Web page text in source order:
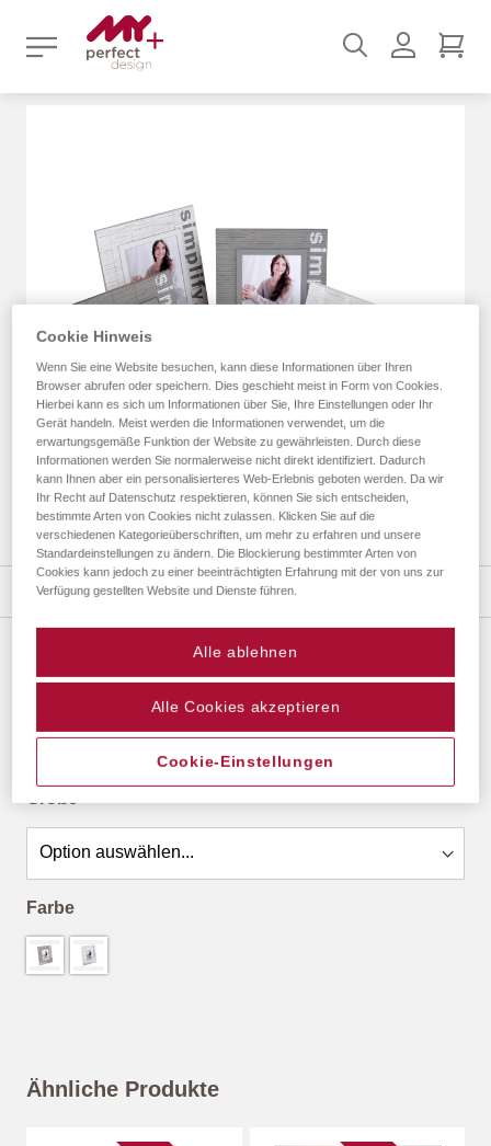
Suchen
SIMPLIFY PORTRAITRAHMEN
ab 17,94 €
Größe
Farbe
Zum
Anfang
Bildergalerie
Details
Ähnliche Produkte
Cookie Hinweis
Wenn Sie eine Website besuchen, kann diese Informationen über Ihren
Browser abrufen oder speichern. Dies geschieht meist in Form von Cookies.
Hierbei kann es sich um Informationen über Sie, Ihre Einstellungen oder Ihr
Gerät handeln. Meist werden die Informationen verwendet, um die
erwartungsgemäße Funktion der Website zu gewährleisten. Durch diese
Informationen werden Sie normalerweise nicht direkt identifiziert. Dadurch
kann Ihnen aber ein personalisierteres Web-Erlebnis geboten werden. Da wir
Ihr Recht auf Datenschutz respektieren, können Sie sich entscheiden,
bestimmte Arten von Cookies nicht zulassen. Klicken Sie auf die
verschiedenen Kategorieüberschriften, um mehr zu erfahren und unsere
Standardeinstellungen zu ändern. Die Blockierung bestimmter Arten von
Cookies kann jedoch zu einer beeinträchtigten Erfahrung mit der von uns zur
Verfügung gestellten Website und Dienste führen.
Alle ablehnen
Alle Cookies akzeptieren
Cookie-Einstellungen